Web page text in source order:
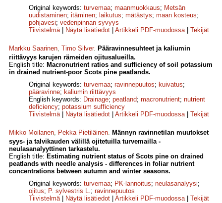
Original keywords: turvemaa; maanmuokkaus; Metsän
uudistaminen; itäminen; laikutus; mätästys; maan kosteus;
pohjavesi; vedenpinnan syvyys
Tiivistelmä| Näytä lisätiedot Artikkeli PDF-muodossa| Tekijät
Markku Saarinen, Timo Silver. Pääravinnesuhteet ja kaliumin
riittävyys karujen rämeiden ojitusalueilla.
English title: Macronutrient ratios and sufficiency of soil potassium
in drained nutrient-poor Scots pine peatlands.
Original keywords: turvemaa; ravinnepuutos; kuivatus;
pääravinne; kaliumin riittävyys
English keywords: Drainage; peatland; macronutrient; nutrient
deficiency; potassium sufficiency
Tiivistelmä| Näytä lisätiedot Artikkeli PDF-muodossa| Tekijät
Mikko Moilanen, Pekka Pietiläinen. Männyn ravinnetilan muutokset
syys- ja talvikauden välillä ojitetuilla turvemailla -
neulasanalyyttinen tarkastelu.
English title: Estimating nutrient status of Scots pine on drained
peatlands with needle analysis - differences in foliar nutrient
concentrations between autumn and winter seasons.
Original keywords: turvemaa; PK-lannoitus; neulasanalyysi;
ojitus; P. sylvestris L.; ravinnepuutos
Tiivistelmä| Näytä lisätiedot Artikkeli PDF-muodossa| Tekijät